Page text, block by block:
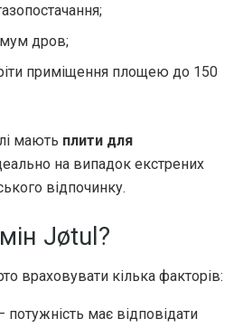
дров;
приміщення площею до 150
мають плити для
на випадок екстрених
відпочинку.
Jøtul?
враховувати кілька факторів:
потужність має відповідати